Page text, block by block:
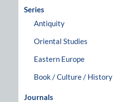
Series
Antiquity
Oriental Studies
Eastern Europe
Book / Culture / History
Journals